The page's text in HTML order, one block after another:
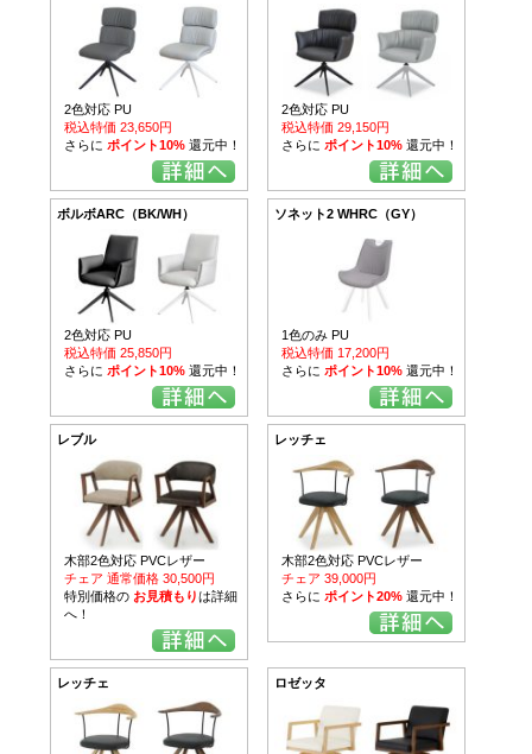
2色対応 PU
税込特価 23,650円
さらに ポイント10% 還元中！
2色対応 PU
税込特価 29,150円
さらに ポイント10% 還元中！
ボルボARC（BK/WH）
2色対応 PU
税込特価 25,850円
さらに ポイント10% 還元中！
ソネット2 WHRC（GY）
1色のみ PU
税込特価 17,200円
さらに ポイント10% 還元中！
レブル
木部2色対応 PVCレザー
チェア 通常価格 30,500円
特別価格の お見積もりは詳細
へ！
レッチェ
木部2色対応 PVCレザー
チェア 39,000円
さらに ポイント20% 還元中！
レッチェ ロゼッタ